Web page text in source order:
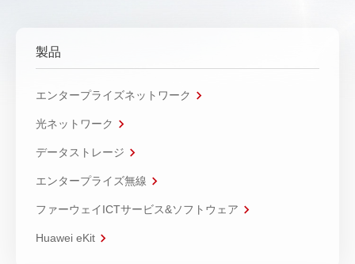
製品
エンタープライズネットワーク
光ネットワーク
データストレージ
エンタープライズ無線
ファーウェイICTサービス&ソフトウェア
Huawei eKit